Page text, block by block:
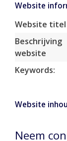
Website
Website titel
Beschrijving
website
Keywords:
Website
Neem